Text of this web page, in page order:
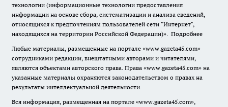
технологии (информационные технологии предоставления
информации на основе сбора, систематизации и анализа сведений,
относящихся к предпочтениям пользователей сети "Интернет",
находящихся на территории Российской Федерации)». Подробнее
Любые материалы, размещенные на портале «www.gazeta45.com»
сотрудниками редакции, внештатными авторами и читателями,
являются объектами авторского права. Права «www.gazeta45.com» на
указанные материалы охраняются законодательством о правах на
результаты интеллектуальной деятельности.
Вся информация, размещенная на портале «www.gazeta45.com»,